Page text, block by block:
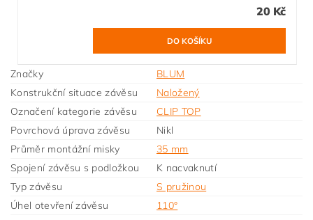
20 Kč
Značky
BLUM
Konstrukční situace závěsu
Naložený
Označení kategorie závěsu
CLIP TOP
Povrchová úprava závěsu
Nikl
Průměr montážní misky
35 mm
Spojení závěsu s podložkou
K nacvaknutí
Typ závěsu
S pružinou
Úhel otevření závěsu
110°